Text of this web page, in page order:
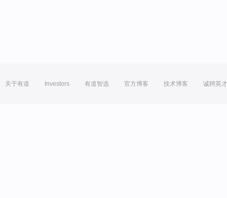
关于有道 Investors 有道智选 官方博客 技术博客 诚聘英才